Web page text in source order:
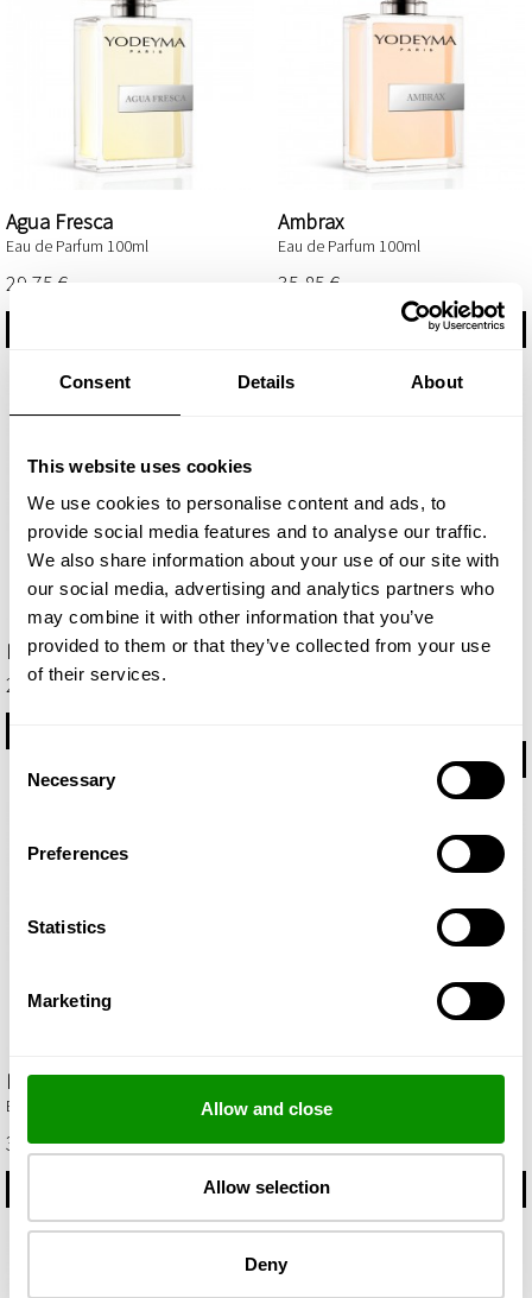
Consent Details About
This website uses cookies
We use cookies to personalise content and ads, to
provide social media features and to analyse our traffic.
We also share information about your use of our site with
our social media, advertising and analytics partners who
may combine it with other information that you’ve
provided to them or that they’ve collected from your use
of their services.
Consent
Selection
Necessary
Preferences
Statistics
Marketing
Allow and close
Allow selection
Deny
Agua Fresca
Eau de Parfum 100ml
29,75 €
Ambrax
Eau de Parfum 100ml
35,85 €
COMPRAR
Beach
29,75 €
Blue
Blue Sand
Eau de Parfum 100ml
35,85 €
Capri
Eau de Cologne 100ml
29,75 €